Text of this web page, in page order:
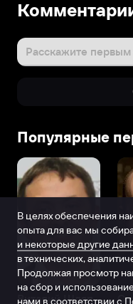
Расскажите первым
Популярные
Виталий Шляппо
В целях обеспечения
опыта для вас мы
и некоторые другие
в технических,
Продолжая просмотр
на сбор и
нами в соответствии с